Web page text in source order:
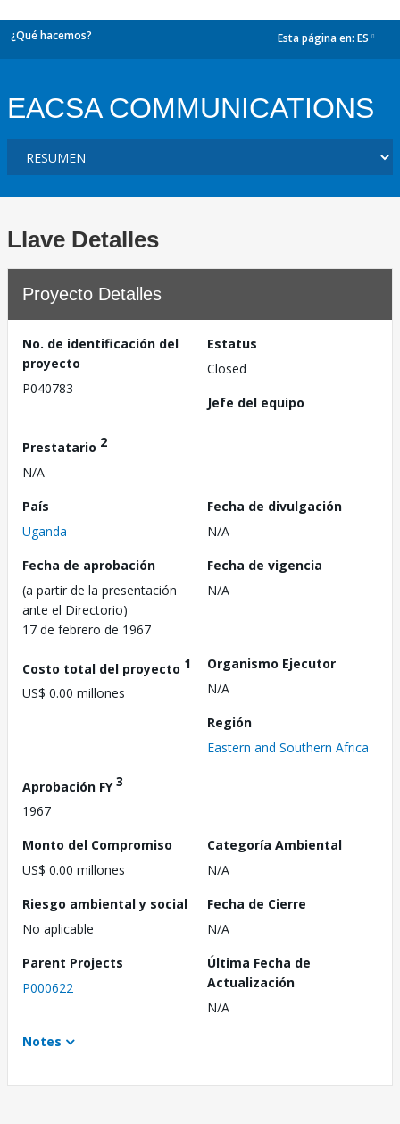
¿Qué hacemos? Esta página en: ES
EACSA COMMUNICATIONS
Llave Detalles
Proyecto Detalles
No. de identificación del
proyecto
P040783
Estatus
Closed
Jefe del equipo
Prestatario 2
N/A
País
Uganda
Fecha de divulgación
N/A
Fecha de aprobación
(a partir de la presentación
ante el Directorio)
17 de febrero de 1967
Fecha de vigencia
N/A
Costo total del proyecto 1
US$ 0.00 millones
Organismo Ejecutor
N/A
Región
Eastern and Southern Africa
Aprobación FY3
1967
Monto del Compromiso
US$ 0.00 millones
Categoría Ambiental
N/A
Riesgo ambiental y social
No aplicable
Fecha de Cierre
N/A
Parent Projects
P000622
Última Fecha de
Actualización
N/A
Notes